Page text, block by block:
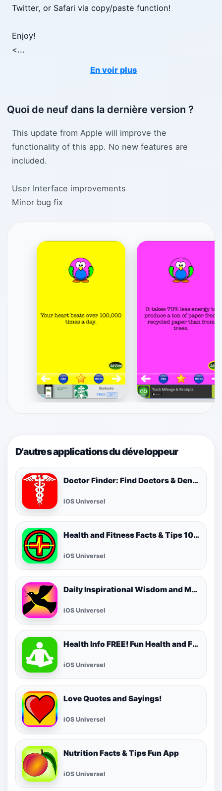
Twitter, or Safari via copy/paste function!
Enjoy!
<...
En voir plus
Quoi de neuf dans la dernière version ?
This update from Apple will improve the
functionality of this app. No new features are
included.
User Interface improvements
Minor bug fix
D'autres applications du développeur
Doctor Finder: Find Doctors & Dentists Nearby
iOS Universel
Health and Fitness Facts & Tips 1000 FREE! Best Cool Healthy Tip of the Day!
iOS Universel
Daily Inspirational Wisdom and Motivational Quotes
iOS Universel
Health Info FREE! Fun Health and Fitness Facts & Tips for Daily Living!
iOS Universel
Love Quotes and Sayings!
iOS Universel
Nutrition Facts & Tips Fun App
iOS Universel